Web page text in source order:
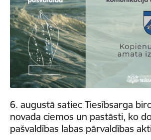
6. augustā satiec Tiesībsarga
novada ciemos un pastāsti, ko
pašvaldības labas pārvaldības